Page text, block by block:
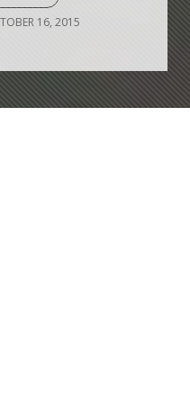
16, 2015